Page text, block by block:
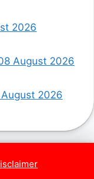
2026
August 2026
2026